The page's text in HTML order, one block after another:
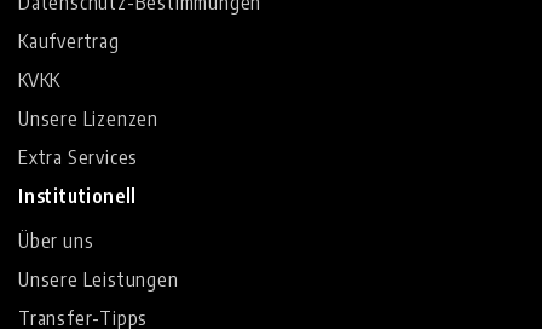
Kaufvertrag
KVKK
Unsere Lizenzen
Extra Services
Institutionell
Über uns
Unsere Leistungen
Transfer-Tipps